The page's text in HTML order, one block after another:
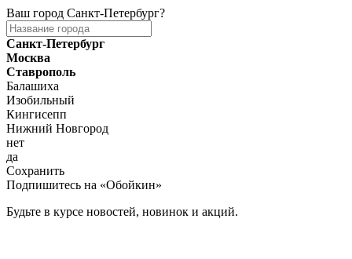
Ваш город Санкт-Петербург?
Санкт-Петербург
Москва
Ставрополь
Балашиха
Изобильный
Кингисепп
Нижний Новгород
нет
да
Сохранить
Подпишитесь на «Обойкин»
Будьте в курсе новостей, новинок и акций.